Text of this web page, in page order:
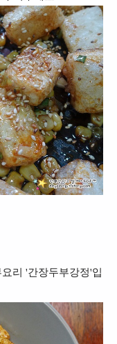
리 '간장두부강정'입